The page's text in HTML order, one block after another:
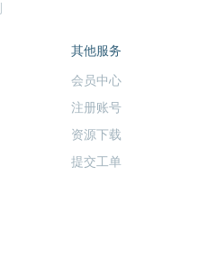
其他服务
会员中心
注册账号
资源下载
提交工单